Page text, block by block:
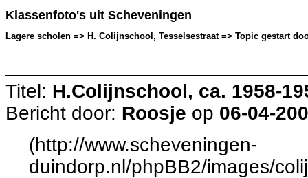
Klassenfoto's uit Scheveningen
Lagere scholen => H. Colijnschool, Tesselsestraat => Topic gestart
Titel: H.Colijnschool, ca. 1958-
Bericht door: Roosje op 06-04-
(http://www.scheveningen-
duindorp.nl/phpBB2/images/